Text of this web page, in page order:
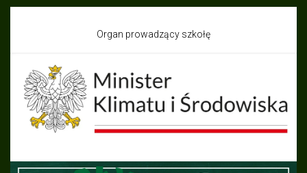
Organ prowadzący szkołę